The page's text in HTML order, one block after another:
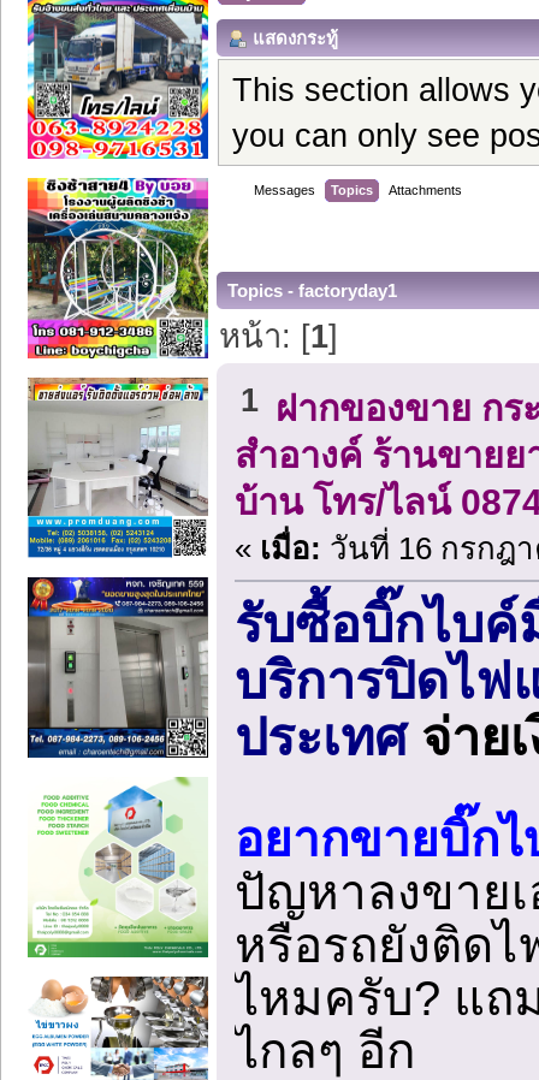
แสดงกระทู้
This section allows
you can only see
Messages Topics Attachments
Topics - factoryday1
หน้า: [1]
1 ฝากของขาย กร
สำอางค์ ร้านขายย
บ้าน โทร/ไลน์
« เมื่อ: วันที่ 16 กรกฎา
รับซื้อบิ๊กไบค์
บริการปิดไฟ
ประเทศจ่าย
อยากขายบิ๊กไ
ปัญหาลงขาย
หรือรถยังติด
ไหมครับ? แถ
ไกลๆ อีก